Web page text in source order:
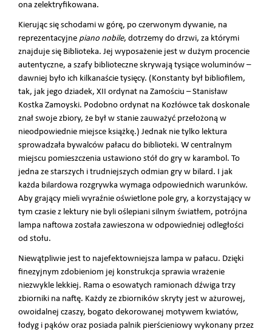
ona zelektryfikowana.
Kierując się schodami w górę, po czerwonym dywanie, na
reprezentacyjne piano nobile, dotrzemy do drzwi, za którymi
znajduje się Biblioteka. Jej wyposażenie jest w dużym procencie
autentyczne, a szafy biblioteczne skrywają tysiące woluminów –
dawniej było ich kilkanaście tysięcy. (Konstanty był bibliofilem,
tak, jak jego dziadek, XII ordynat na Zamościu – Stanisław
Kostka Zamoyski. Podobno ordynat na Kozłówce tak doskonale
znał swoje zbiory, że był w stanie zauważyć przełożoną w
nieodpowiednie miejsce książkę.) Jednak nie tylko lektura
sprowadzała bywalców pałacu do biblioteki. W centralnym
miejscu pomieszczenia ustawiono stół do gry w karambol. To
jedna ze starszych i trudniejszych odmian gry w bilard. I jak
każda bilardowa rozgrywka wymaga odpowiednich warunków.
Aby grający mieli wyraźnie oświetlone pole gry, a korzystający w
tym czasie z lektury nie byli oślepiani silnym światłem, potrójna
lampa naftowa została zawieszona w odpowiedniej odległości
od stołu.
Niewątpliwie jest to najefektowniejsza lampa w pałacu. Dzięki
finezyjnym zdobieniom jej konstrukcja sprawia wrażenie
niezwykle lekkiej. Rama o esowatych ramionach dźwiga trzy
zbiorniki na naftę. Każdy ze zbiorników skryty jest w ażurowej,
owoidalnej czaszy, bogato dekorowanej motywem kwiatów,
łodyg i pąków oraz posiada palnik pierścieniowy wykonany przez